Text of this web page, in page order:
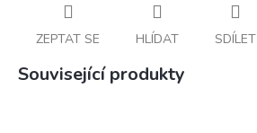
ZEPTAT SE HLÍDAT SDÍLET
Související produkty